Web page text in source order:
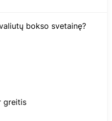
bokso svetainę?
greitis